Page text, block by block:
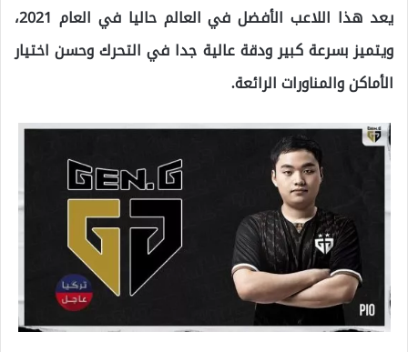
يعد هذا اللاعب الأفضل في العالم حاليا في العام 2021،
ويتميز بسرعة كبير ودقة عالية جدا في التحرك وحسن اختيار
الأماكن والمناورات الرائعة.